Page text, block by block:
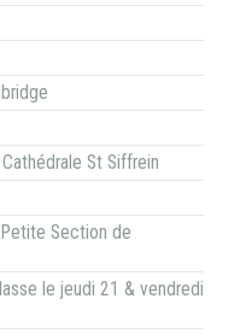
St Siffrein
Section de
le jeudi 21 & vendredi